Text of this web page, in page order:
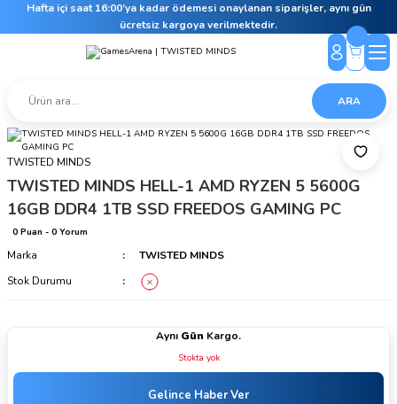
Hafta içi saat 16:00’ya kadar ödemesi onaylanan siparişler, aynı gün
ücretsiz kargoya verilmektedir.
ARA
TWISTED MINDS
TWISTED MINDS HELL-1 AMD RYZEN 5 5600G
16GB DDR4 1TB SSD FREEDOS GAMING PC
0 Puan - 0 Yorum
Marka
TWISTED MINDS
Stok Durumu
Aynı Gün Kargo.
Stokta yok
Gelince Haber Ver